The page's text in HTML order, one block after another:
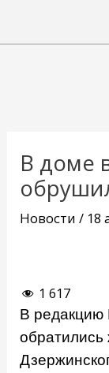
В доме
Новости / 18
1 617
В редакцию
записям